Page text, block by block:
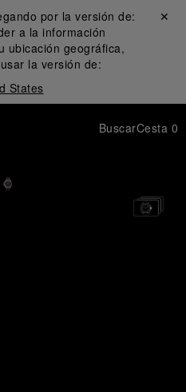
por la versión de:
a la información
ubicación geográfica,
la versión de:
States
Cerrar ✕
BuscarCesta 0